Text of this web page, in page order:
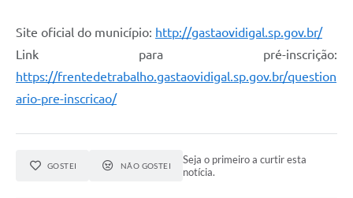
Site oficial do município: http://gastaovidigal.sp.gov.br/
Link para pré-inscrição:
https://frentedetrabalho.gastaovidigal.sp.gov.br/question
ario-pre-inscricao/
GOSTEI NÃO GOSTEI
Seja o primeiro a curtir esta
notícia.